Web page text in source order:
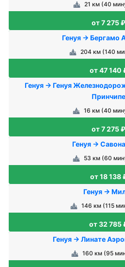
21 км (40
от 7 275 ₽
Генуя → Бергамо
204 км (140
от 47 140
Генуя → Генуя
Принчипе
16 км (40
от 7 275 ₽
Генуя →
53 км (60
от 18 138
Генуя →
146 км (115
от 32 785
Генуя → Линате
160 км (95